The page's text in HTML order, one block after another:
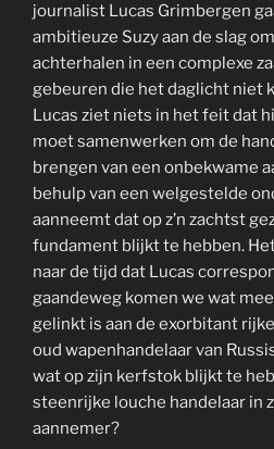
journalist Lucas Grimbergen
ambitieuze Suzy aan de slag
achterhalen in een complexe
gebeuren die het daglicht niet
Lucas ziet niets in het feit dat
moet samenwerken om de
brengen van een onbekwame
behulp van een welgestelde
aanneemt dat op z’n zachtst
fundament blijkt te hebben.
naar de tijd dat Lucas
gaandeweg komen we wat
gelinkt is aan de exorbitant
oud wapenhandelaar van
wat op zijn kerfstok blijkt te
steenrijke louche handelaar in
aannemer?